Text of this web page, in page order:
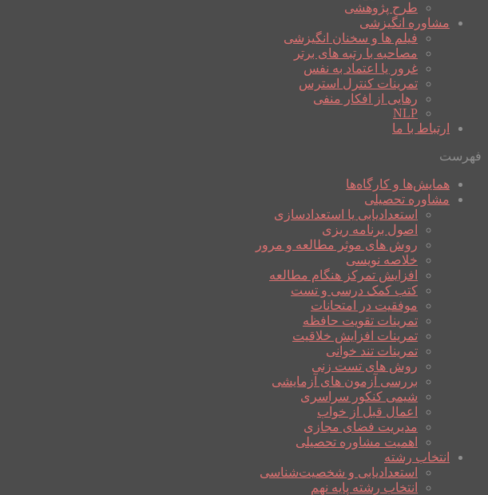
طرح پژوهشی
مشاوره انگیزشی
فیلم ها و سخنان انگیزشی
مصاحبه با رتبه های برتر
غرور یا اعتماد به نفس
تمرینات کنترل استرس
رهایی از افکار منفی
NLP
ارتباط با ما
فهرست
همایش‌ها و کارگاه‌ها
مشاوره تحصیلی
استعدادیابی یا استعدادسازی
اصول برنامه ریزی
روش های موثر مطالعه و مرور
خلاصه نویسی
افزایش تمرکز هنگام مطالعه
کتب کمک درسی و تست
موفقیت در امتحانات
تمرینات تقویت حافظه
تمرینات افزایش خلاقیت
تمرینات تند خوانی
روش های تست زنی
بررسی آزمون های آزمایشی
شیمی کنکور سراسری
اعمال قبل از خواب
مدیریت فضای مجازی
اهمیت مشاوره تحصیلی
انتخاب رشته
استعدادیابی و شخصیت‌شناسی
انتخاب رشته پایه نهم